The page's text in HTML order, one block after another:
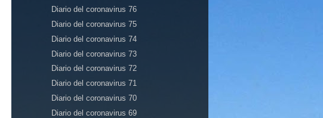
Diario del coronavirus 76
Diario del coronavirus 75
Diario del coronavirus 74
Diario del coronavirus 73
Diario del coronavirus 72
Diario del coronavirus 71
Diario del coronavirus 70
Diario del coronavirus 69